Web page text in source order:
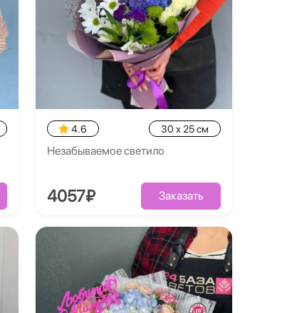
4.6 30 x 25 см
Незабываемое светило
4057₽ Заказать